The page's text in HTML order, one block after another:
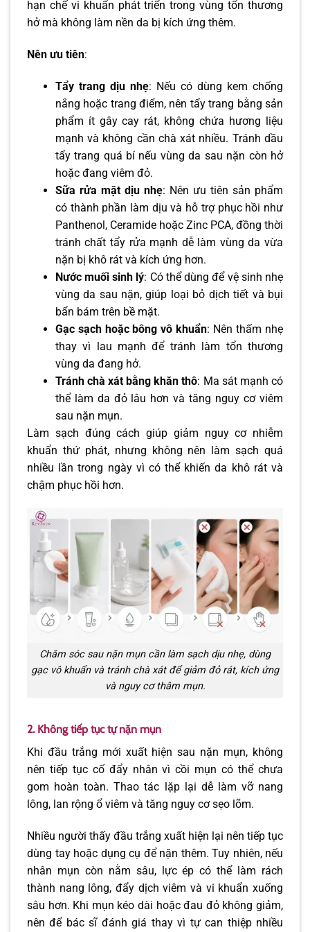
hạn chế vi khuẩn phát triển trong vùng tổn thương
hở mà không làm nền da bị kích ứng thêm.
Nên ưu tiên:
Tẩy trang dịu nhẹ: Nếu có dùng kem chống
nắng hoặc trang điểm, nên tẩy trang bằng sản
phẩm ít gây cay rát, không chứa hương liệu
mạnh và không cần chà xát nhiều. Tránh dầu
tẩy trang quá bí nếu vùng da sau nặn còn hở
hoặc đang viêm đỏ.
Sữa rửa mặt dịu nhẹ: Nên ưu tiên sản phẩm
có thành phần làm dịu và hỗ trợ phục hồi như
Panthenol, Ceramide hoặc Zinc PCA, đồng thời
tránh chất tẩy rửa mạnh dễ làm vùng da vừa
nặn bị khô rát và kích ứng hơn.
Nước muối sinh lý: Có thể dùng để vệ sinh nhẹ
vùng da sau nặn, giúp loại bỏ dịch tiết và bụi
bẩn bám trên bề mặt.
Gạc sạch hoặc bông vô khuẩn: Nên thấm nhẹ
thay vì lau mạnh để tránh làm tổn thương
vùng da đang hở.
Tránh chà xát bằng khăn thô: Ma sát mạnh có
thể làm da đỏ lâu hơn và tăng nguy cơ viêm
sau nặn mụn.
Làm sạch đúng cách giúp giảm nguy cơ nhiễm
khuẩn thứ phát, nhưng không nên làm sạch quá
nhiều lần trong ngày vì có thể khiến da khô rát và
chậm phục hồi hơn.
Chăm sóc sau nặn mụn cần làm sạch dịu nhẹ, dùng
gạc vô khuẩn và tránh chà xát để giảm đỏ rát, kích ứng
và nguy cơ thâm mụn.
2. Không tiếp tục tự nặn mụn
Khi đầu trắng mới xuất hiện sau nặn mụn, không
nên tiếp tục cố đẩy nhân vì cồi mụn có thể chưa
gom hoàn toàn. Thao tác lặp lại dễ làm vỡ nang
lông, lan rộng ổ viêm và tăng nguy cơ sẹo lõm.
Nhiều người thấy đầu trắng xuất hiện lại nên tiếp tục
dùng tay hoặc dụng cụ để nặn thêm. Tuy nhiên, nếu
nhân mụn còn nằm sâu, lực ép có thể làm rách
thành nang lông, đẩy dịch viêm và vi khuẩn xuống
sâu hơn. Khi mụn kéo dài hoặc đau đỏ không giảm,
nên để bác sĩ đánh giá thay vì tự can thiệp nhiều